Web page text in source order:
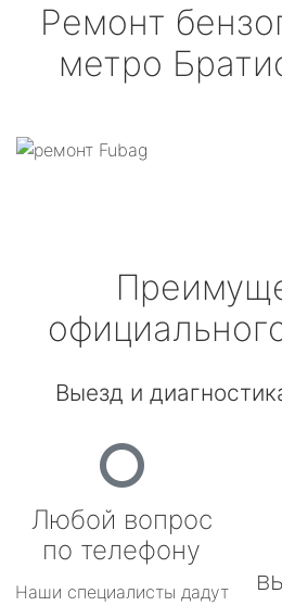
Ремонт
метро
Выезд и
Любой вопрос
по телефону
Наши специалисты дадут